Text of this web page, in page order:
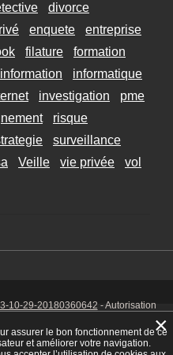
divorce
enquete
entreprise
filature
formation
information
informatique
investigation
pme
risque
surveillance
Veille vie privée
vol
10-29-20180360642 - Autorisation
Légales-CookiesTél. : 06 14
32
assurer le bon fonctionnement de ce
et améliorer votre navigation.
×